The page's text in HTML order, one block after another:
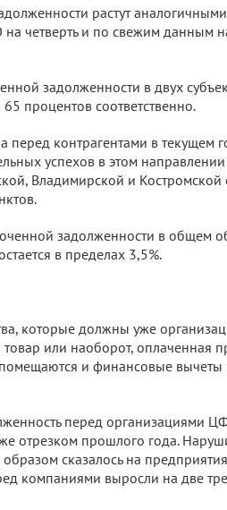
растут
четверть и по свежим данным
задолженности в двух
процентов соответственно.
перед контрагентами в текущем
успехов в этом
Владимирской и Костромской
задолженности в общем
в пределах 3,5%.
которые должны уже
или наоборот, оплаченная
и финансовые вычеты
перед организациями
отрезком прошлого года.
сказалось на
компаниями выросли на две